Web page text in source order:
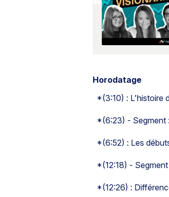
Horodatage
*(3:10) : L'histoire
*(6:23) - Segment
*(6:52) : Les
*(12:18) -
*(12:26) :